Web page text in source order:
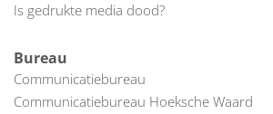
Is gedrukte media dood?
Bureau
Communicatiebureau
Communicatiebureau Hoeksche Waard